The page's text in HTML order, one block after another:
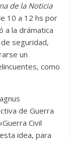
de la Noticia
10 a 12 hs por
a la drámatica
seguridad,
un
como
de Guerra
Civil
idea, para